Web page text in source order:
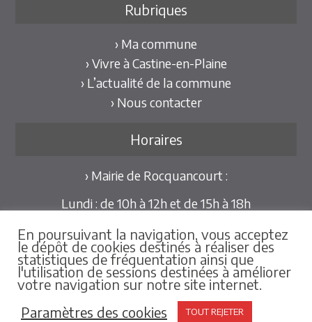
Rubriques
› Ma commune
› Vivre à Castine-en-Plaine
› L’actualité de la commune
› Nous contacter
Horaires
› Mairie de Rocquancourt :
Lundi : de 10h à 12h et de 15h à 18h
Mercredi et Vendredi : de 09h30 à 12h
Pour les mairies déléguées de Hubert-Folie et
Tilly-la-Campagne :
sur rdv au 02.31.79.86.25
En poursuivant la navigation, vous acceptez
le dépôt de cookies destinés à réaliser des
statistiques de fréquentation ainsi que
l'utilisation de sessions destinées à améliorer
votre navigation sur notre site internet.
Paramètres des cookies
TOUT REJETER